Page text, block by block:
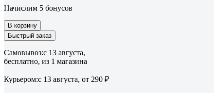
Начислим 5 бонусов
В корзину
Быстрый заказ
Самовывоз:c 13 августа,
бесплатно, из 1 магазина
Курьером:c 13 августа, от 290 ₽